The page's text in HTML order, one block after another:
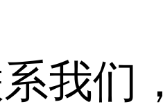
我们，